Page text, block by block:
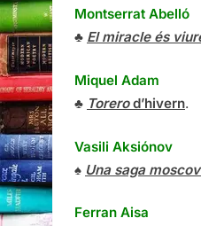
Montserrat Abelló
♣ El miracle és
Miquel Adam
♣ Torerod’hivern.
Vasili Aksiónov
♠ Una saga
Ferran Aisa